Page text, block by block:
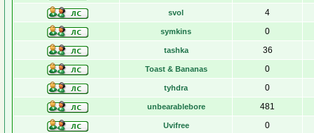
svol 4
symkins 0
tashka 36
Toast & Bananas 0
tyhdra 0
unbearablebore 481
Uvifree 0